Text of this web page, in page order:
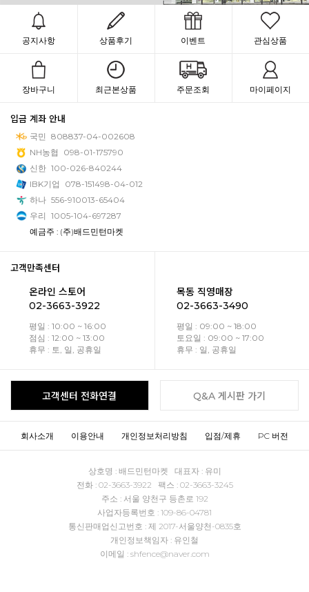
공지사항 상품후기 이벤트 관심상품
장바구니 최근본상품 주문조회 마이페이지
입금 계좌 안내
국민 808837-04-002608
NH농협
098-01-175790
신한 100-026-840244
IBK기업
078-151498-04-012
하나 556-910013-65404
우리 1005-104-697287
예금주 : (주)배드민턴마켓
고객만족센터
온라인 스토어
02-3663-3922
평일 : 10:00 ~ 16:00
점심 : 12:00 ~ 13:00
휴무 : 토, 일, 공휴일
목동 직영매장
02-3663-3490
평일 : 09:00 ~ 18:00
토요일 : 09:00 ~ 17:00
휴무 : 일, 공휴일
고객센터 전화연결 Q&A 게시판 가기
회사소개 이용안내 개인정보처리방침 입점/제휴 PC 버전
상호명 : 배드민턴마켓 대표자 : 유미
전화 : 02-3663-3922 팩스 : 02-3663-3245
주소 : 서울 양천구 등촌로 192
사업자등록번호 : 109-86-04781
통신판매업신고번호 : 제 2017-서울양천-0835호
개인정보책임자 : 유인철
이메일 : shfence@naver.com